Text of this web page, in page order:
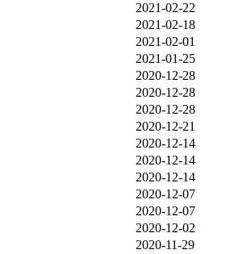
2021-02-22
2021-02-18
2021-02-01
2021-01-25
2020-12-28
2020-12-28
2020-12-28
2020-12-21
2020-12-14
2020-12-14
2020-12-14
2020-12-07
2020-12-07
2020-12-02
2020-11-29